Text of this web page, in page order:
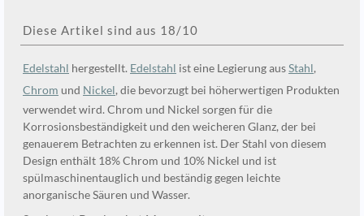
Diese Artikel sind aus 18/10
Edelstahl hergestellt. Edelstahl ist eine Legierung ausStahl,
Chrom und Nickel, die bevorzugt bei höherwertigen Produkten
verwendet wird. Chrom und Nickel sorgen für die
Korrosionsbeständigkeit und den weicheren Glanz, der bei
genauerem Betrachten zu erkennen ist. Der Stahl von diesem
Design enthält 18% Chrom und 10% Nickel und ist
spülmaschinentauglich und beständig gegen leichte
anorganische Säuren und Wasser.